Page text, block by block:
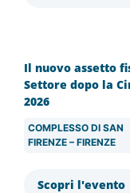
Il nuovo assetto
Settore dopo la
2026
COMPLESSO DI SAN
FIRENZE – FIRENZE
Scopri l'evento